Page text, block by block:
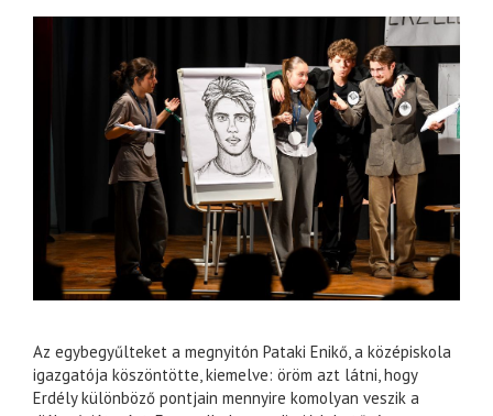
Az egybegyűlteket a megnyitón Pataki Enikő, a középiskola
igazgatója köszöntötte, kiemelve: öröm azt látni, hogy
Erdély különböző pontjain mennyire komolyan veszik a